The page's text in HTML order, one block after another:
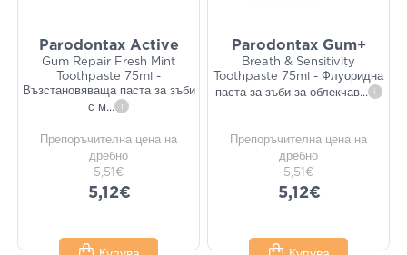
Parodontax Active
Gum Repair Fresh Mint
Toothpaste 75ml -
Възстановяваща паста за зъби
с м... i
Препоръчителна цена на
дребно
5,51€
5,12€
Parodontax Gum+
Breath & Sensitivity
Toothpaste 75ml - Флуоридна
паста за зъби за облекчав... i
Препоръчителна цена на
дребно
5,51€
5,12€